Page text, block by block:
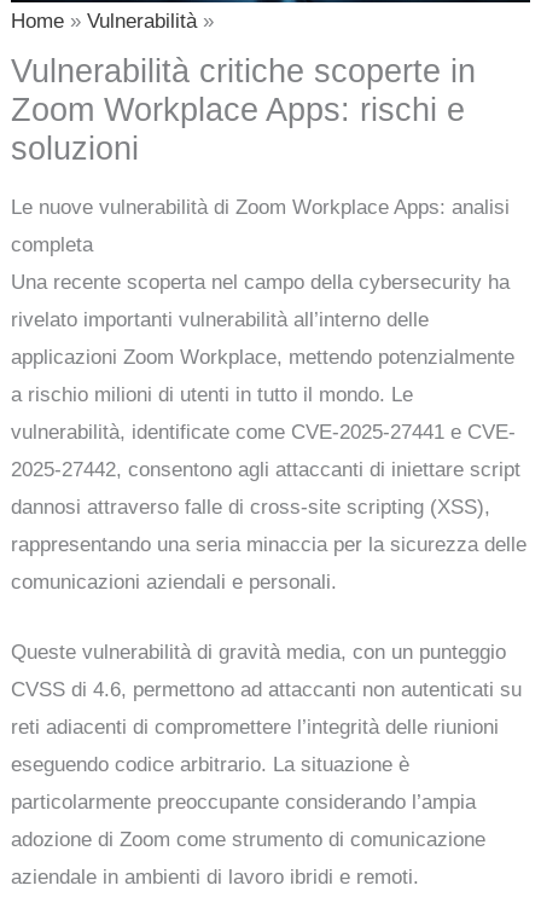
Home Vulnerabilità
Vulnerabilità critiche scoperte in
Zoom Workplace Apps: rischi e
soluzioni
Le nuove vulnerabilità di Zoom Workplace Apps: analisi
completa
Una recente scoperta nel campo della cybersecurity ha
rivelato importanti vulnerabilità all’interno delle
applicazioni Zoom Workplace, mettendo potenzialmente
a rischio milioni di utenti in tutto il mondo. Le
vulnerabilità, identificate come CVE-2025-27441 e CVE-
2025-27442, consentono agli attaccanti di iniettare script
dannosi attraverso falle di cross-site scripting (XSS),
rappresentando una seria minaccia per la sicurezza delle
comunicazioni aziendali e personali.
Queste vulnerabilità di gravità media, con un punteggio
CVSS di 4.6, permettono ad attaccanti non autenticati su
reti adiacenti di compromettere l’integrità delle riunioni
eseguendo codice arbitrario. La situazione è
particolarmente preoccupante considerando l’ampia
adozione di Zoom come strumento di comunicazione
aziendale in ambienti di lavoro ibridi e remoti.